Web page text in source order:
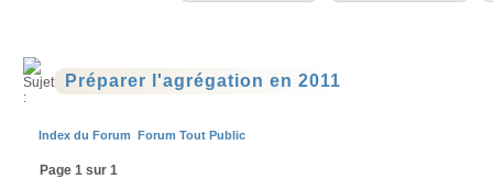
Préparer l'agrégation en 2011
Index du Forum Forum Tout Public
Page 1 sur 1